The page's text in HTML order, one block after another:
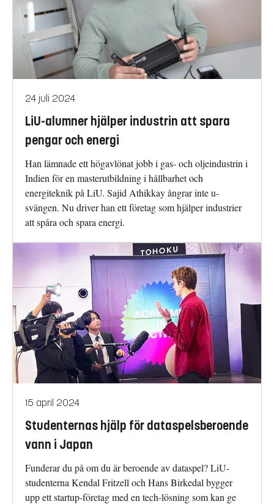
24 juli 2024
LiU-alumner hjälper industrin att spara
pengar och energi
Han lämnade ett högavlönat jobb i gas- och oljeindustrin i
Indien för en masterutbildning i hållbarhet och
energiteknik på LiU. Sajid Athikkay ångrar inte u-
svängen. Nu driver han ett företag som hjälper industrier
att spåra och spara energi.
15 april 2024
Studenternas hjälp för dataspelsberoende
vann i Japan
Funderar du på om du är beroende av dataspel? LiU-
studenterna Kendal Fritzell och Hans Birkedal bygger
upp ett startup-företag med en tech-lösning som kan ge